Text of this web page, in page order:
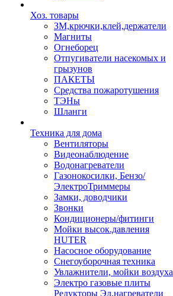
Хоз. товары
ЗМ,крючки,клей,держатели
Магниты
Огнеборец
Отпугиватели насекомых и
грызунов
ПАКЕТЫ
Средства пожаротушения
ТЭНы
Шланги
Техника для дома
Вентиляторы
Видеонаблюдение
Водонагреватели
Газонокосилки, Бензо/
ЭлектроТриммеры
Замки, доводчики
Звонки
Кондиционеры/фитинги
Мойки высок.давления
HUTER
Насосное оборудование
Снегоуборочная техника
Увлажнители, мойки воздуха
Электро газовые плиты
Редукторы Эл.нагреватели